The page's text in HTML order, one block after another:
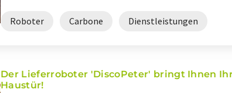
Roboter Carbone Dienstleistungen
Der Lieferroboter 'DiscoPeter' bringt Ihnen
Haustür!